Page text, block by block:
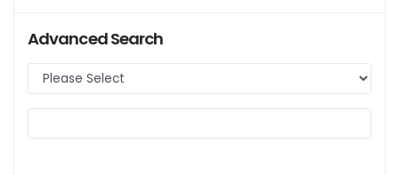
Advanced Search